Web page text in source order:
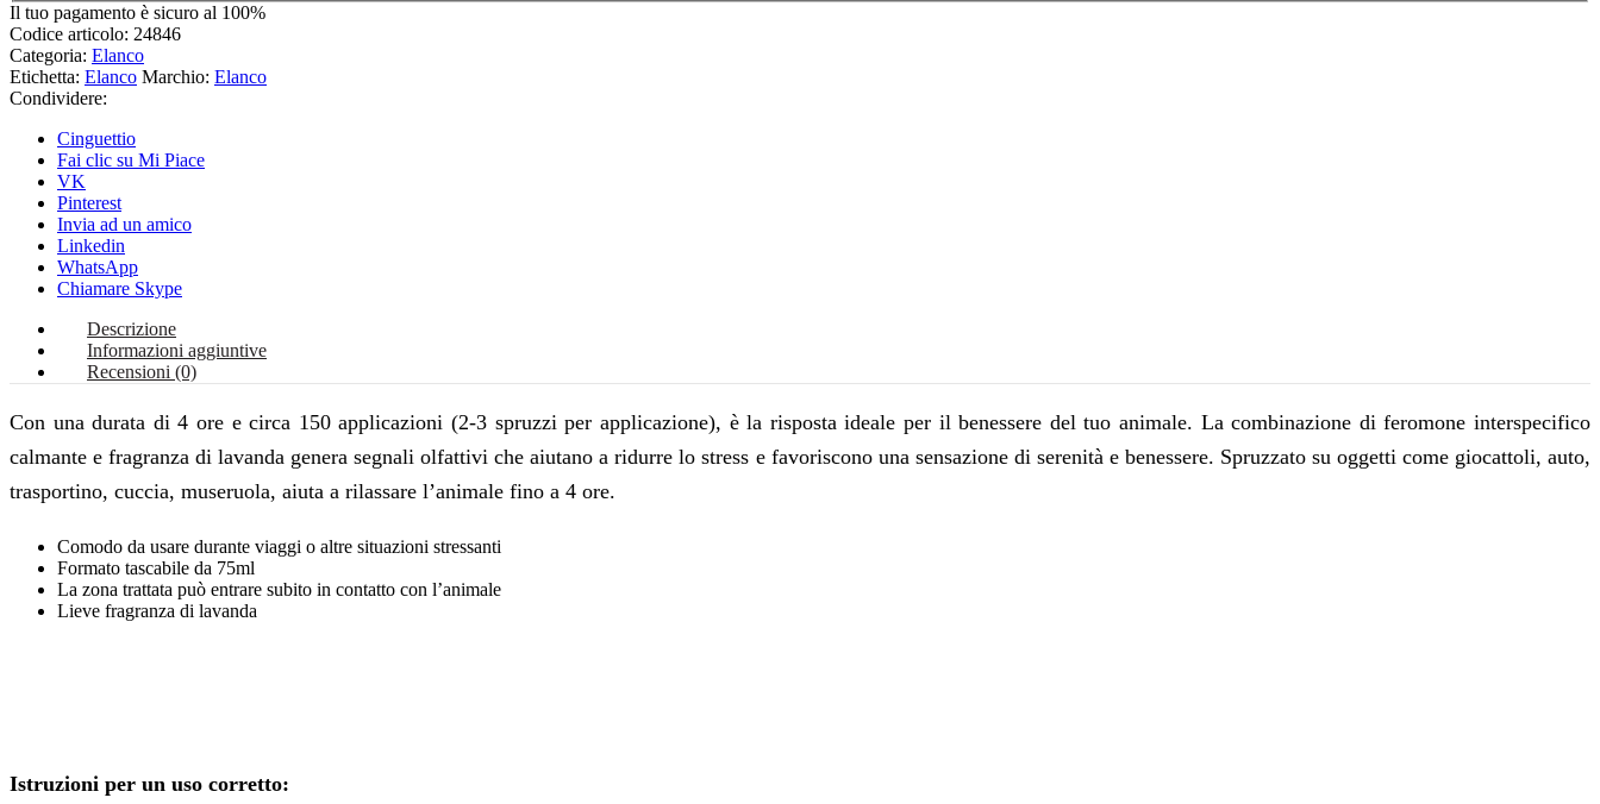
Il tuo pagamento è sicuro al 100%
Codice articolo: 24846
Categoria: Elanco
Etichetta: Elanco Marchio: Elanco
Condividere:
Cinguettio
Fai clic su Mi Piace
VK
Pinterest
Invia ad un amico
Linkedin
WhatsApp
Chiamare Skype
Descrizione
Informazioni aggiuntive
Recensioni (0)
Con una durata di 4 ore e circa 150 applicazioni (2-3 spruzzi per applicazione), è la risposta ideale per il benessere del tuo animale. La combinazione di feromone interspecifico
calmante e fragranza di lavanda genera segnali olfattivi che aiutano a ridurre lo stress e favoriscono una sensazione di serenità e benessere. Spruzzato su oggetti come giocattoli, auto,
trasportino, cuccia, museruola, aiuta a rilassare l’animale fino a 4 ore.
Comodo da usare durante viaggi o altre situazioni stressanti
Formato tascabile da 75ml
La zona trattata può entrare subito in contatto con l’animale
Lieve fragranza di lavanda
Istruzioni per un uso corretto: